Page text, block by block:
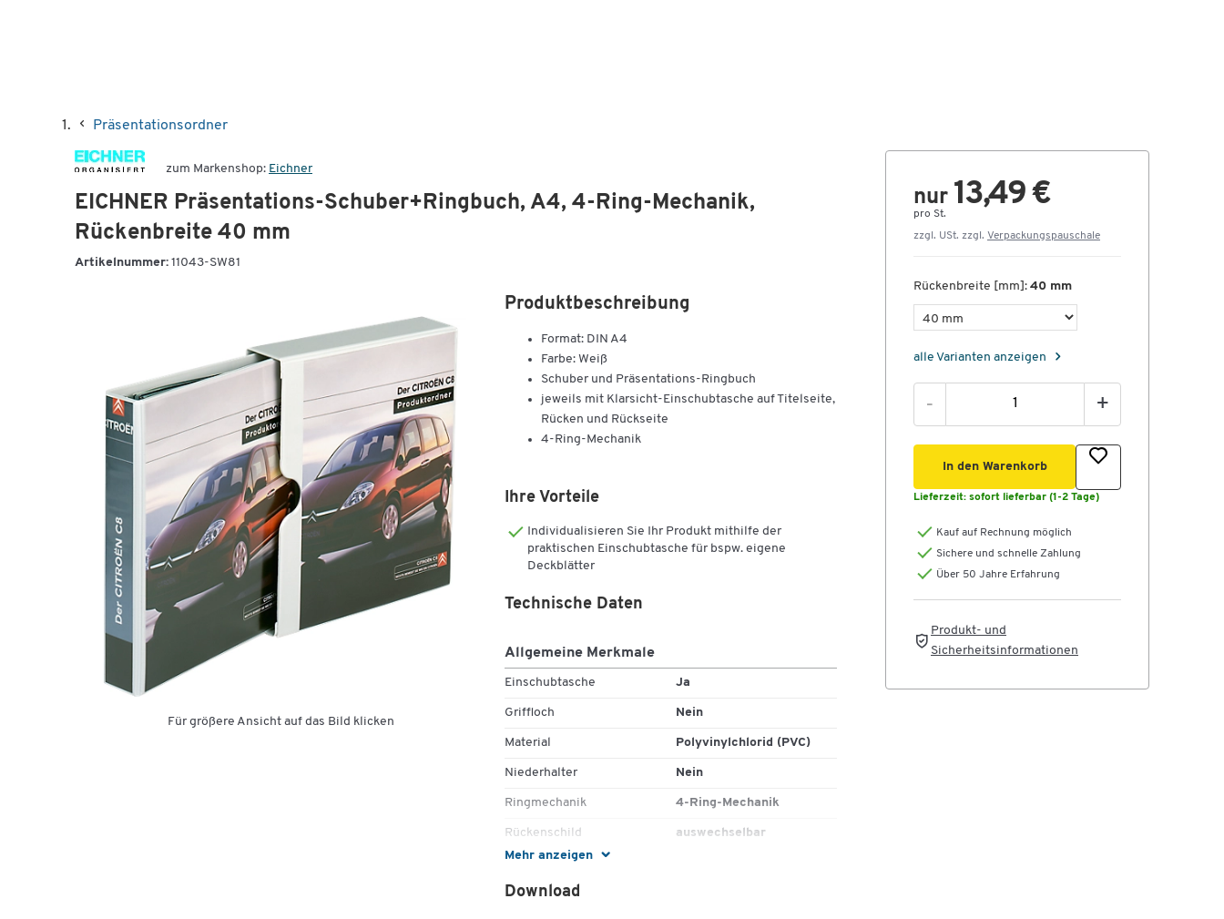
Präsentationsordner
zum Markenshop: Eichner
EICHNER Präsentations-Schuber+Ringbuch, A4, 4-Ring-Mechanik,
Rückenbreite 40 mm
Artikelnummer: 11043-SW81
Für größere Ansicht auf das Bild klicken
Produktbeschreibung
Format: DIN A4
Farbe: Weiß
Schuber und Präsentations-Ringbuch
jeweils mit Klarsicht-Einschubtasche auf Titelseite,
Rücken und Rückseite
4-Ring-Mechanik
Ihre Vorteile
Individualisieren Sie Ihr Produkt mithilfe der
praktischen Einschubtasche für bspw. eigene
Deckblätter
Mehr anzeigen
Technische Daten
Allgemeine Merkmale
Einschubtasche Ja
Griffloch Nein
Material Polyvinylchlorid (PVC)
Niederhalter Nein
Ringmechanik 4-Ring-Mechanik
Rückenschild auswechselbar
Überbreite
Download
nur 13,49 €
pro St.
zzgl. USt. zzgl. Verpackungspauschale
Rückenbreite [mm]: 40 mm
alle Varianten anzeigen
- +
In den Warenkorb
Lieferzeit: sofort lieferbar (1-2 Tage)
Kauf auf Rechnung möglich
Sichere und schnelle Zahlung
Über 50 Jahre Erfahrung
Produkt- und
Sicherheitsinformationen